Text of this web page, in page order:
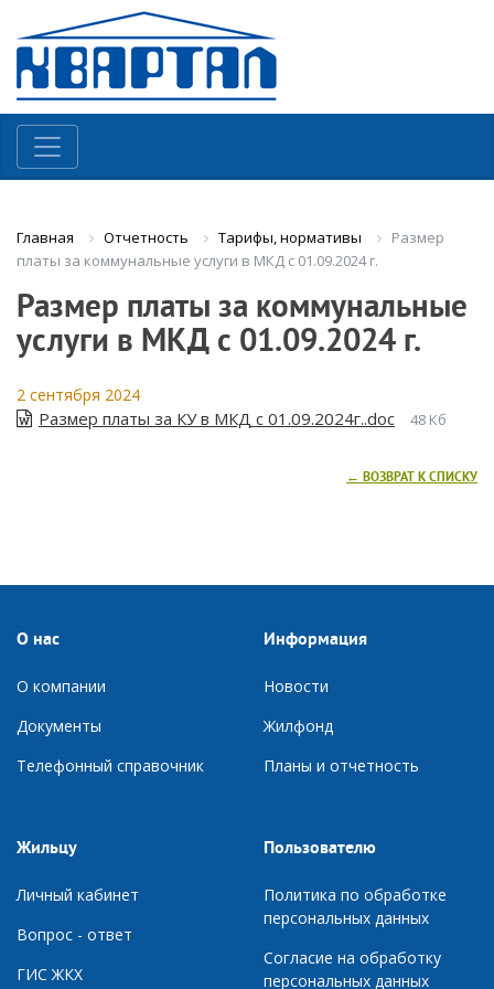
Главная Отчетность Тарифы, нормативы
Размер
платы за коммунальные услуги в МКД с 01.09.2024 г.
Размер платы за коммунальные
услуги в МКД с 01.09.2024 г.
2 сентября 2024
Размер платы за КУ в МКД с 01.09.2024г..doc 48 Кб
← ВОЗВРАТ К СПИСКУ
О нас
О компании
Документы
Телефонный справочник
Информация
Новости
Жилфонд
Планы и отчетность
Жильцу
Личный кабинет
Вопрос - ответ
ГИС ЖКХ
Пользователю
Политика по обработке
персональных данных
Согласие на обработку
персональных данных